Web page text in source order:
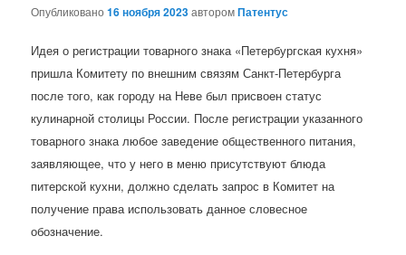
Опубликовано16 ноября 2023авторомПатентус
Идея о регистрации товарного знака «Петербургская кухня»
пришла Комитету по внешним связям Санкт-Петербурга
после того, как городу на Неве был присвоен статус
кулинарной столицы России. После регистрации указанного
товарного знака любое заведение общественного питания,
заявляющее, что у него в меню присутствуют блюда
питерской кухни, должно сделать запрос в Комитет на
получение права использовать данное словесное
обозначение.